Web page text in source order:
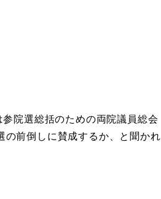
院選総括のための両院議員総会
の前倒しに賛成するか、と聞かれ